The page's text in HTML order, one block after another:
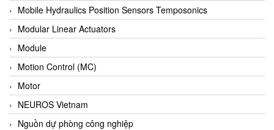
BBC Bircher Smart Access
BCS ITALY
BEA SENSORS
Beacon Extender
Beckhoff
Bedook
Bei Sensor
Mobile Hydraulics Position Sensors Temposonics
Modular Linear Actuators
Module
Motion Control (MC)
Motor
NEUROS Vietnam
Nguồn dự phòng công nghiệp